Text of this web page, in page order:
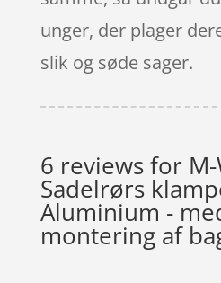
unger, der plager
slik og søde sager.
6 reviews for
Sadelrørs
Aluminium -
montering af